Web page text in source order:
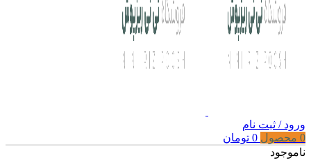
ورود / ثبت نام
0 محصول 0 تومان
ناموجود